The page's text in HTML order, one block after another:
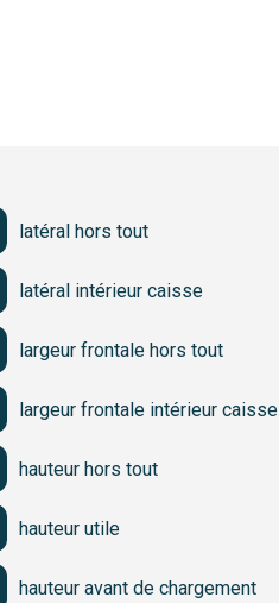
latéral hors tout
latéral intérieur caisse
largeur frontale hors tout
largeur frontale intérieur caisse
hauteur hors tout
hauteur utile
hauteur avant de chargement